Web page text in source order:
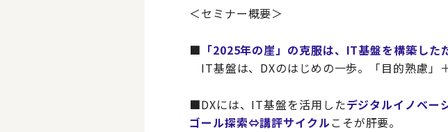
＜セミナー概要＞
■ 「2025年の崖​」の克服は、IT基盤を構築した
IT基盤は、DXのはじめの一歩。「目的熟慮」
■DXには、IT基盤を活用したデジタルイノベー
ゴール探索⇔講評サイクルこそが肝要。